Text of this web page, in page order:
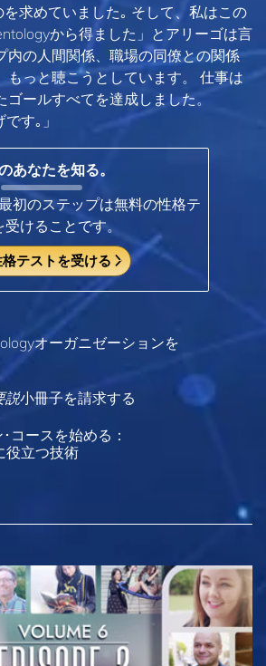
を求めていました｡ そして、私はこの
から得ました」とアリーゴは言
内の人間関係、職場の同僚との関係
もっと聴こうとしています。 仕事は
ールすべてを達成しました。
す｡」
あなたを知る。
初のステップは無料の性格テ
けることです。
格テストを受ける
オーガニゼーションを
説小冊子を請求する
コースを始める：
役立つ技術